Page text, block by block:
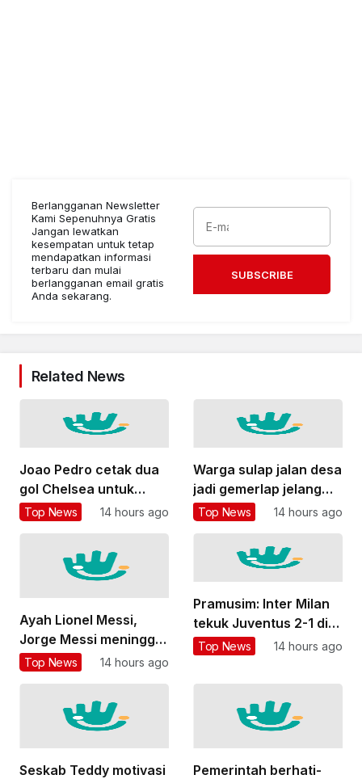
Berlangganan Newsletter
Kami Sepenuhnya Gratis
Jangan lewatkan
kesempatan untuk tetap
mendapatkan informasi
terbaru dan mulai
berlangganan email gratis
Anda sekarang.
SUBSCRIBE
Related News
Joao Pedro cetak dua
gol Chelsea untuk
bungkam Milan di GBK
Top News 14 hours ago
Warga sulap jalan desa
jadi gemerlap jelang
HUT Ke-81 RI
Top News 14 hours ago
Ayah Lionel Messi,
Jorge Messi meninggal
dunia pada usia 68
Top News 14 hours ago
Pramusim: Inter Milan
tekuk Juventus 2-1 di
Australia
Top News 14 hours ago
Seskab Teddy motivasi
Pemerintah berhati-